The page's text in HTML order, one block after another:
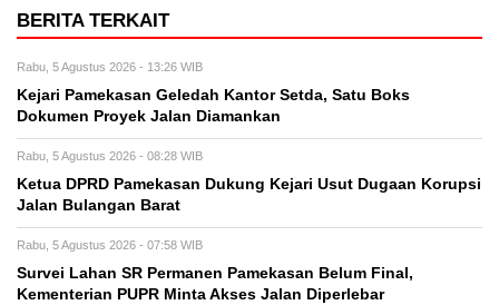
BERITA TERKAIT
Rabu, 5 Agustus 2026 - 13:26 WIB
Kejari Pamekasan Geledah Kantor Setda, Satu Boks
Dokumen Proyek Jalan Diamankan
Rabu, 5 Agustus 2026 - 08:28 WIB
Ketua DPRD Pamekasan Dukung Kejari Usut Dugaan Korupsi
Jalan Bulangan Barat
Rabu, 5 Agustus 2026 - 07:58 WIB
Survei Lahan SR Permanen Pamekasan Belum Final,
Kementerian PUPR Minta Akses Jalan Diperlebar